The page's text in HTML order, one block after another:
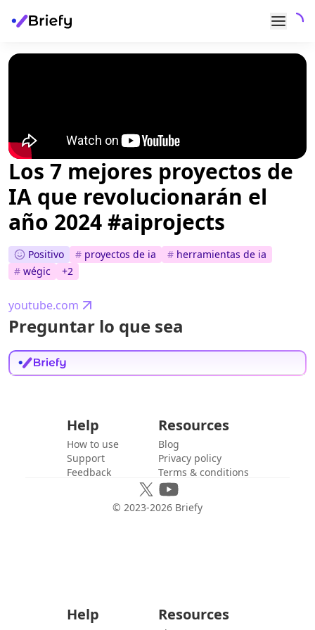
Los 7 mejores proyectos de
IA que revolucionarán el
año 2024 #aiprojects
Positivo # proyectos de ia # herramientas de ia
# wégic +2
youtube.com
Preguntar lo que sea
Help
How to use
Support
Feedback
Resources
Blog
Privacy policy
Terms & conditions
© 2023-2026 Briefy
Help Resources